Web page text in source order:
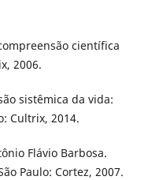
científica
2006.
sistêmica da vida:
Cultrix, 2014.
Flávio Barbosa.
Paulo: Cortez, 2007.